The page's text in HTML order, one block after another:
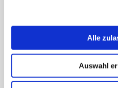
Alle
Auswahl
FRAGEN UND